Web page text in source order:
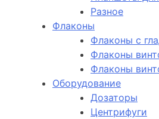
Разное
Флаконы
Флаконы с
Флаконы
Флаконы
Оборудование
Дозаторы
Центрифуги